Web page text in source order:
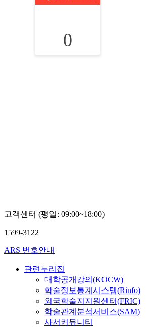
0
고객센터 (평일: 09:00~18:00)
1599-3122
ARS 번호안내
관련누리집
대학공개강의(KOCW)
학술정보통계시스템(Rinfo)
외국학술지지원센터(FRIC)
학술관계분석서비스(SAM)
사서커뮤니티